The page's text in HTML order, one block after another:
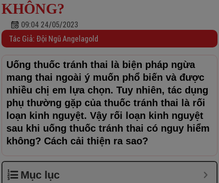
KHÔNG?
09:04 24/05/2023
Tác Giả: Đội Ngũ Angelagold
Uống thuốc tránh thai là biện pháp ngừa
mang thai ngoài ý muốn phổ biến và được
nhiều chị em lựa chọn. Tuy nhiên, tác dụng
phụ thường gặp của thuốc tránh thai là rối
loạn kinh nguyệt. Vậy rối loạn kinh nguyệt
sau khi uống thuốc tránh thai có nguy hiểm
không? Cách cải thiện ra sao?
Mục lục